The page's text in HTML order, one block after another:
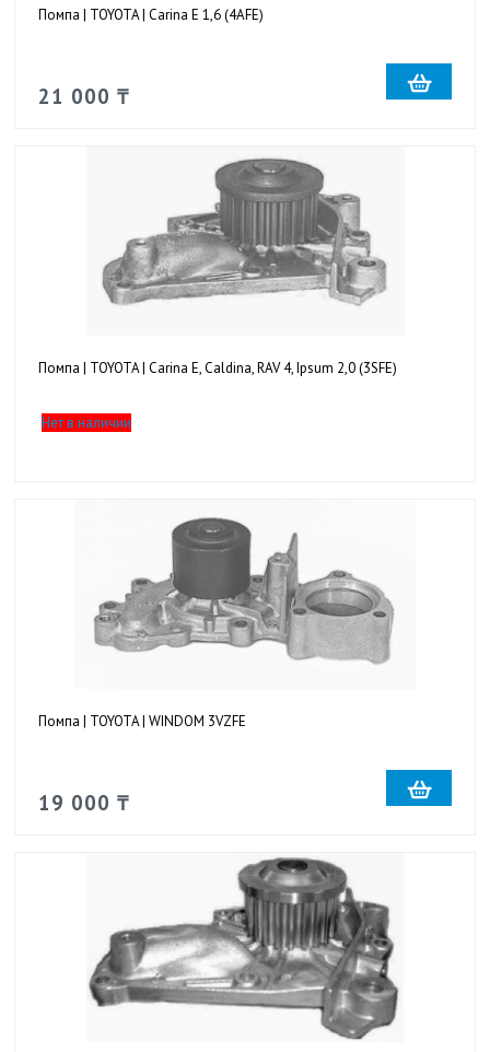
Помпа | TOYOTA | Carina E 1,6 (4AFE)
21 000 ₸
Помпа | TOYOTA | Carina E, Caldina, RAV 4, Ipsum 2,0 (3SFE)
Нет в наличии
Помпа | TOYOTA | WINDOM 3VZFE
19 000 ₸